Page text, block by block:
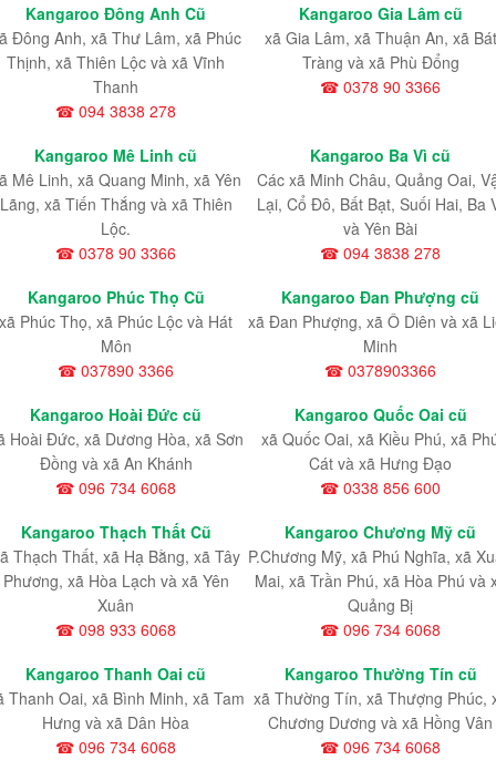
Kangaroo Đông Anh Cũ
Đông Anh, xã Thư Lâm, xã Phúc
Thịnh, xã Thiên Lộc và xã Vĩnh
Thanh
☎ 094 3838 278
Kangaroo Gia Lâm cũ
xã Gia Lâm, xã Thuận An, xã Bát
Tràng và xã Phù Đổng
☎ 0378 90 3366
Kangaroo Mê Linh cũ
Mê Linh, xã Quang Minh, xã Yên
Lãng, xã Tiến Thắng và xã Thiên
Lộc.
☎ 0378 90 3366
Kangaroo Ba Vì cũ
Các xã Minh Châu, Quảng Oai,
Lại, Cổ Đô, Bất Bạt, Suối Hai, Ba
và Yên Bài
☎ 094 3838 278
Kangaroo Phúc Thọ Cũ
xã Phúc Thọ, xã Phúc Lộc và Hát
Môn
☎ 037890 3366
Kangaroo Đan Phượng cũ
xã Đan Phượng, xã Ô Diên và xã
Minh
☎ 0378903366
Kangaroo Hoài Đức cũ
Hoài Đức, xã Dương Hòa, xã Sơn
Đồng và xã An Khánh
☎ 096 734 6068
Kangaroo Quốc Oai cũ
xã Quốc Oai, xã Kiều Phú, xã
Cát và xã Hưng Đạo
☎ 0338 856 600
Kangaroo Thạch Thất Cũ
Thạch Thất, xã Hạ Bằng, xã Tây
Phương, xã Hòa Lạch và xã Yên
Xuân
☎ 098 933 6068
Kangaroo Chương Mỹ cũ
P.Chương Mỹ, xã Phú Nghĩa, xã
Mai, xã Trần Phú, xã Hòa Phú và
Quảng Bị
☎ 096 734 6068
Kangaroo Thanh Oai cũ
Thanh Oai, xã Bình Minh, xã Tam
Hưng và xã Dân Hòa
☎ 096 734 6068
Kangaroo Thường Tín cũ
xã Thường Tín, xã Thượng Phúc,
Chương Dương và xã Hồng Vân
☎ 096 734 6068